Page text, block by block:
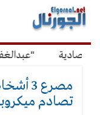
القائمة
الرئيسية
تصادم